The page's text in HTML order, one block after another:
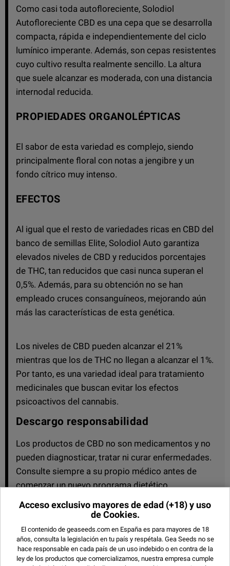
Como casi toda autofloreciente, Solodiol
Autofloreciente CBD es una cepa que se desarrolla
compacta, rápida e independientemente del ciclo
lumínico imperante. Además, son cepas resistentes
cuyo cultivo resulta realmente sencillo. La altura
que suele alcanzar es moderada, con una distancia
internodal reducida.
PROPIEDADES ORGANOLÉPTICAS
El sabor de esta variedad es complejo, siendo
principalmente floral con notas a jengibre y un
fondo cítrico muy intenso.
EFECTOS
Al igual que el resto de variedades ricas en CBD del
banco de semillas Elite, Solodiol Auto garantiza
elevados niveles de CBD y reducidos porcentajes
de THC, tan reducidos que casi nunca superan el
0,5%. Además, para su obtención no se han
empleado cruces consanguíneos, mejorando aún
más las características de esta genética.
Los niveles de CBD pueden alcanzar el 21%
mientras que los de THC no llegan a alcanzar el 1%.
Por tanto, es una variedad ideal para tratamiento
medicinales que buscan evitar los efectos
psicoactivos del cannabis.
Descargo responsabilidad
Los productos de CBD no son medicamentos y no
pueden diagnosticar, tratar ni curar enfermedades.
Consulte siempre a su propio médico antes de
comenzar un nuevo programa dietético
ESPECIFICACIONES
BANCO ELITE SEEDS
TIPO AUTOFLORECIENTE
Acceso exclusivo mayores de edad (+18) y uso
de Cookies.
El contenido de geaseeds.com en España es para mayores de 18
años, consulta la legislación en tu país y respétala. Gea Seeds no se
hace responsable en cada país de un uso indebido o en contra de la
ley de los productos que comercializamos, nuestra empresa cumple